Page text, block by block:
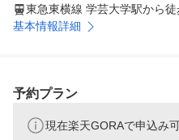
東急東横線 学芸大学駅から
基本情報詳細
予約プラン
現在楽天GORAで申込み